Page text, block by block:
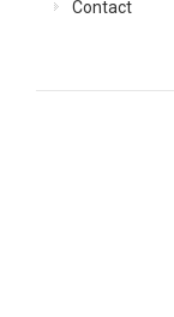
Contact